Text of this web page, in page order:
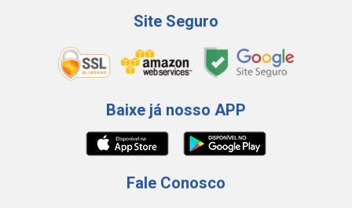
Site Seguro
Baixe já nosso APP
Fale Conosco